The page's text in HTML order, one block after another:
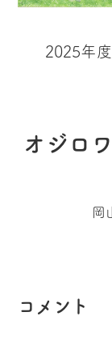
2025年
オジロ
岡
コメント